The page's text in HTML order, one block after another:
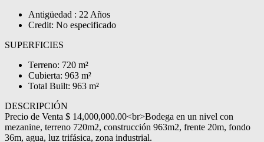
Antigüedad : 22 Años
Credit: No especificado
SUPERFICIES
Terreno: 720 m²
Cubierta: 963 m²
Total Built: 963 m²
DESCRIPCIÓN
Precio de Venta $ 14,000,000.00<br>Bodega en un nivel con
mezanine, terreno 720m2, construcción 963m2, frente 20m, fondo
36m, agua, luz trifásica, zona industrial.